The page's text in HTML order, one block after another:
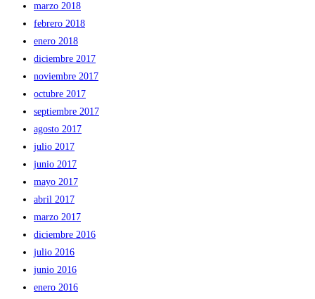
marzo 2018
febrero 2018
enero 2018
diciembre 2017
noviembre 2017
octubre 2017
septiembre 2017
agosto 2017
julio 2017
junio 2017
mayo 2017
abril 2017
marzo 2017
diciembre 2016
julio 2016
junio 2016
enero 2016